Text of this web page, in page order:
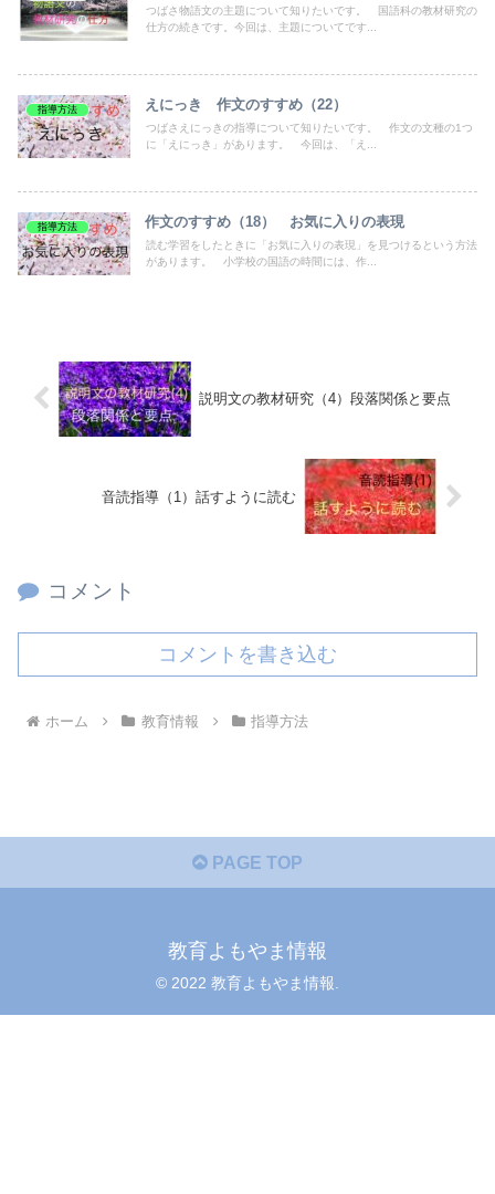
つばさ物語文の主題について知りたいです。 国語科の教材研究の
仕方の続きです。今回は、主題についてです...
指導方法 えにっき 作文のすすめ（22）
つばさえにっきの指導について知りたいです。 作文の文種の1つ
に「えにっき」があります。 今回は、「え...
指導方法 作文のすすめ（18） お気に入りの表現
読む学習をしたときに「お気に入りの表現」を見つけるという方法
があります。 小学校の国語の時間には、作...
説明文の教材研究（4）段落関係と要点
音読指導（1）話すように読む
コメント
コメントを書き込む
ホーム 教育情報 指導方法
PAGE TOP
教育よもやま情報
© 2022 教育よもやま情報.